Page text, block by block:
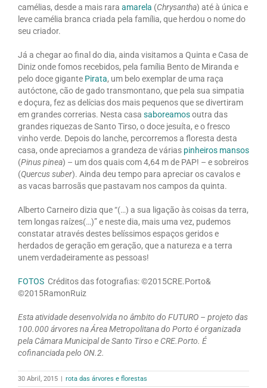
camélias, desde a mais rara amarela (Chrysantha) até à única e
leve camélia branca criada pela família, que herdou o nome do
seu criador.
Já a chegar ao final do dia, ainda visitamos a Quinta e Casa de
Diniz onde fomos recebidos, pela família Bento de Miranda e
pelo doce gigante Pirata, um belo exemplar de uma raça
autóctone, cão de gado transmontano, que pela sua simpatia
e doçura, fez as delícias dos mais pequenos que se divertiram
em grandes correrias. Nesta casa saboreamosoutra das
grandes riquezas de Santo Tirso, o doce jesuíta, e o fresco
vinho verde. Depois do lanche, percorremos a floresta desta
casa, onde apreciamos a grandeza de várias pinheiros mansos
(Pinus pinea) – um dos quais com 4,64 m de PAP! – e sobreiros
(Quercus suber). Ainda deu tempo para apreciar os cavalos e
as vacas barrosãs que pastavam nos campos da quinta.
Alberto Carneiro dizia que “(…) a sua ligação às coisas da terra,
tem longas raízes(…)” e neste dia, mais uma vez, pudemos
constatar através destes belíssimos espaços geridos e
herdados de geração em geração, que a natureza e a terra
unem verdadeiramente as pessoas!
FOTOS Créditos das fotografias: ©2015CRE.Porto&
©2015RamonRuiz
Esta atividade desenvolvida no âmbito do FUTURO – projeto das
100.000 árvores na Área Metropolitana do Porto é organizada
pela Câmara Municipal de Santo Tirso e CRE.Porto. É
cofinanciada pelo ON.2.
30 Abril, 2015 | rota das árvores e florestas